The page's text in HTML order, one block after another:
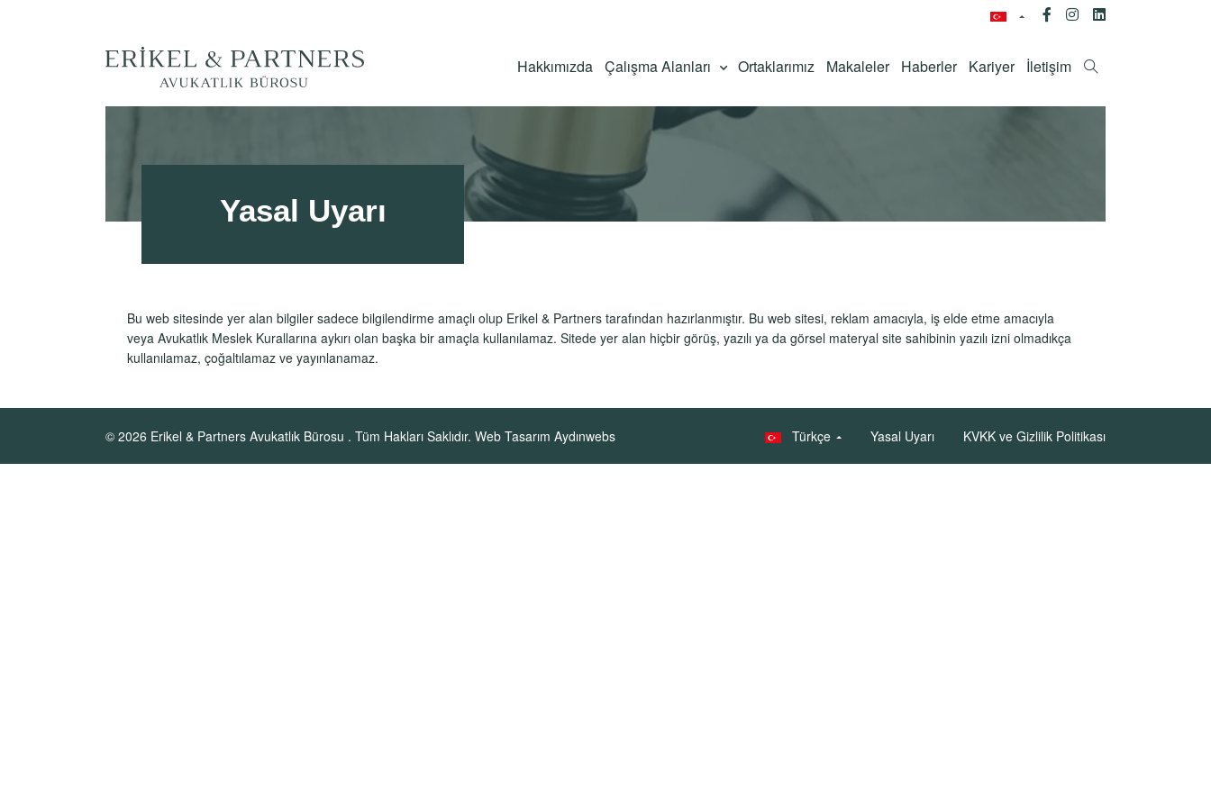
Hakkımızda Çalışma Alanları Ortaklarımız Makaleler Haberler Kariyer İletişim
Yasal Uyarı
Bu web sitesinde yer alan bilgiler sadece bilgilendirme amaçlı olup Erikel & Partners tarafından hazırlanmıştır. Bu web sitesi, reklam amacıyla, iş elde etme amacıyla
veya Avukatlık Meslek Kurallarına aykırı olan başka bir amaçla kullanılamaz. Sitede yer alan hiçbir görüş, yazılı ya da görsel materyal site sahibinin yazılı izni olmadıkça
kullanılamaz, çoğaltılamaz ve yayınlanamaz.
© 2026 Erikel & Partners Avukatlık Bürosu . Tüm Hakları Saklıdır. Web Tasarım Aydınwebs Türkçe Yasal Uyarı KVKK ve Gizlilik Politikası